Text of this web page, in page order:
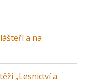
a na
„Lesnictví a